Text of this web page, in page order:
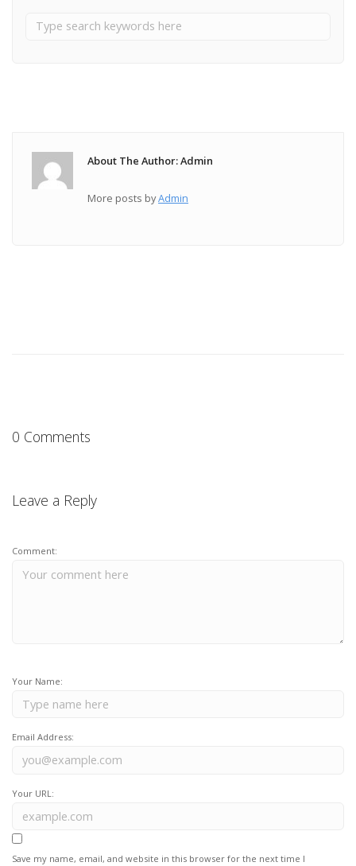
About The Author: Admin
More posts byAdmin
0 Comments
Leave a Reply
Comment:
Your Name:
Email Address:
Your URL:
Save my name, email, and website in this browser for the next time I